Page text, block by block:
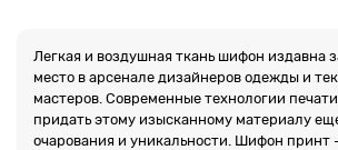
Легкая и воздушная ткань шифон издавна
место в арсенале дизайнеров одежды и
мастеров. Современные технологии
придать этому изысканному материалу
очарования и уникальности. Шифон принт